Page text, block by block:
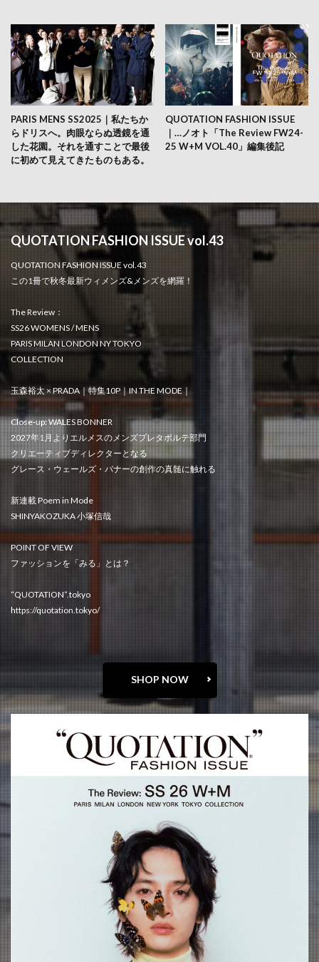
PARIS MENS SS2025｜私たちか
らドリスへ。肉眼ならぬ透鏡を通
した花園。それを通すことで最後
に初めて見えてきたものもある。
QUOTATION FASHION ISSUE
｜…ノオト「The Review FW24-
25 W+M VOL.40」編集後記
QUOTATION FASHION ISSUE vol.43
QUOTATION FASHION ISSUE vol.43
この1冊で秋冬最新ウィメンズ&メンズを網羅！
The Review：
SS26 WOMENS / MENS
PARIS MILAN LONDON NY TOKYO
COLLECTION
玉森裕太 × PRADA｜特集10P｜IN THE MODE｜
Close-up: WALES BONNER
2027年1月よりエルメスのメンズプレタポルテ部門
クリエーティブディレクターとなる
グレース・ウェールズ・バナーの創作の真髄に触れる
新連載 Poem in Mode
SHINYAKOZUKA 小塚信哉
POINT OF VIEW
ファッションを「みる」とは？
“QUOTATION”.tokyo
https://quotation.tokyo/
SHOP NOW